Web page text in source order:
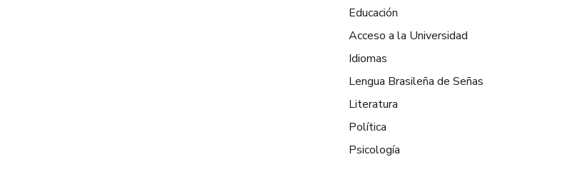
Educación
Acceso a la Universidad
Idiomas
Lengua Brasileña de Señas
Literatura
Política
Psicología